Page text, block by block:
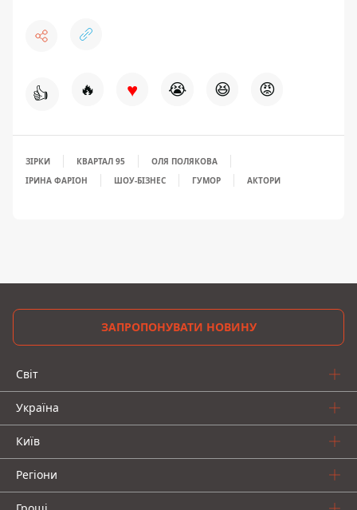
👍 🔥 ♥ 😭 😆 😡
ЗІРКИ КВАРТАЛ 95
ОЛЯ ПОЛЯКОВА
ІРИНА ФАРІОН
ШОУ-БІЗНЕС ГУМОР АКТОРИ
ЗАПРОПОНУВАТИ НОВИНУ
Світ
Україна
Київ
Регіони